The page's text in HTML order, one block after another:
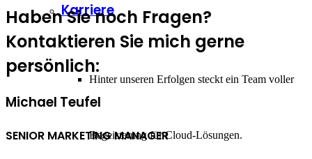
Karriere
Hinter unseren Erfolgen steckt ein Team voller
Begeisterung für Cloud-Lösungen.
Haben Sie noch Fragen?
Kontaktieren Sie mich gerne
persönlich:
Michael Teufel
SENIOR MARKETING MANAGER